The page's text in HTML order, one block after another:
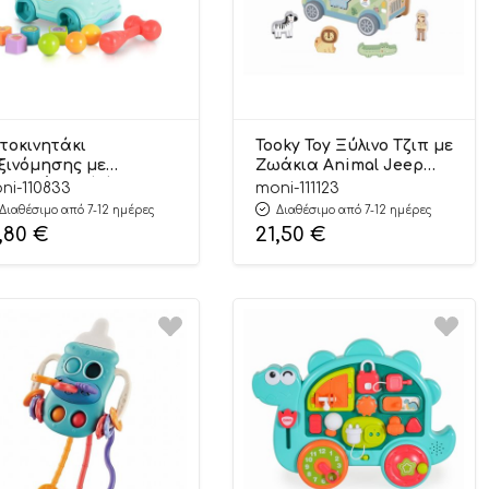
με
και Φώτα
Blue HE0547
18m+ –
110833
Διαθέσιμο από 7-12 ημέρες
€
Tooky Toy Ξύλινο Τζιπ με
Ζωάκια Animal Jeep
TK960 6972633376446
18m+
moni-111123
Διαθέσιμο από 7-12 ημέρες
21,50 €